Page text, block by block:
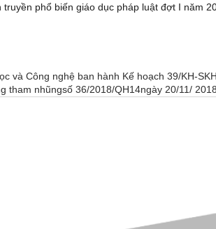
truyền phổ biến giáo dục pháp luật đợt I năm
và Công nghệ ban hành Kế hoạch 39/KH-
tham nhũngsố 36/2018/QH14ngày 20/11/